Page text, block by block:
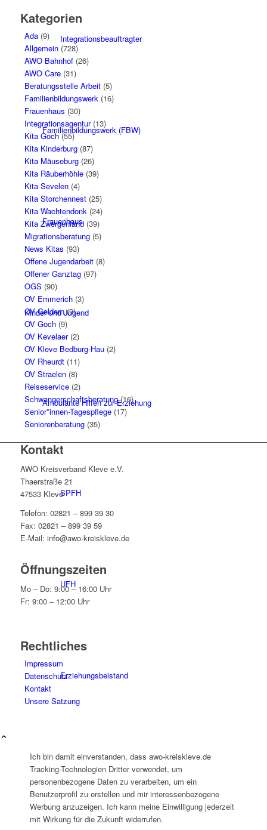
Integrationsbeauftragter
Familienbildungswerk (FBW)
Frauenhaus
Kinder und Jugend
Ambulante Hilfen zur Erziehung
SPFH
UFH
Erziehungsbeistand
AHOI
Kategorien
Ada(9)
Allgemein(728)
AWO Bahnhof(26)
AWO Care(31)
Beratungsstelle Arbeit(5)
Familienbildungswerk(16)
Frauenhaus (30)
Integrationsagentur(13)
Kita Goch(55)
Kita Kinderburg(87)
Kita Mäuseburg(26)
Kita Räuberhöhle(39)
Kita Sevelen(4)
Kita Storchennest(25)
Kita Wachtendonk(24)
Kita Zwergenland(39)
Migrationsberatung(5)
News Kitas (93)
Offene Jugendarbeit(8)
Offener Ganztag(97)
OGS (90)
OV Emmerich(3)
OV Geldern(9)
OV Goch(9)
OV Kevelaer(2)
OV Kleve Bedburg-Hau(2)
OV Rheurdt(11)
OV Straelen(8)
Reiseservice(2)
Schwangerschaftsberatung(16)
Senior*innen-Tagespflege(17)
Seniorenberatung(35)
Kontakt
AWO Kreisverband Kleve e.V.
Thaerstraße 21
47533 Kleve
Telefon: 02821 – 899 39 30
Fax: 02821 – 899 39 59
E-Mail: info@awo-kreiskleve.de
Öffnungszeiten
Mo – Do: 9:00 – 16:00 Uhr
Fr: 9:00 – 12:00 Uhr
Rechtliches
Impressum
Datenschutz
Kontakt
Unsere Satzung
Ich bin damit einverstanden, dass awo-kreiskleve.de
Tracking-Technologien Dritter verwendet, um
personenbezogene Daten zu verarbeiten, um ein
Benutzerprofil zu erstellen und mir interessenbezogene
Werbung anzuzeigen. Ich kann meine Einwilligung jederzeit
mit Wirkung für die Zukunft widerrufen.